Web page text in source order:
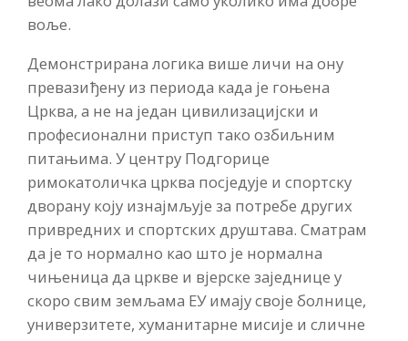
воље.
Демонстрирана логика више личи на ону
превазиђену из периода када је гоњена
Црква, а не на један цивилизацијски и
професионални приступ тако озбиљним
питањима. У центру Подгорице
римокатоличка црква посједује и спортску
дворану коју изнајмљује за потребе других
привредних и спортских друштава. Сматрам
да је то нормално као што је нормална
чињеница да цркве и вјерске заједнице у
скоро свим земљама ЕУ имају своје болнице,
универзитете, хуманитарне мисије и сличне